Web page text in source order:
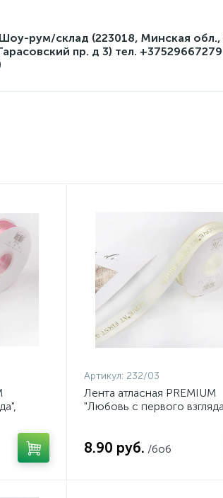
рум/склад (223018, Минская
пр. д 3) тел.
Артикул: 232/03
Лента атласная PREMIUM
"Любовь с первого
8.90 руб. /боб